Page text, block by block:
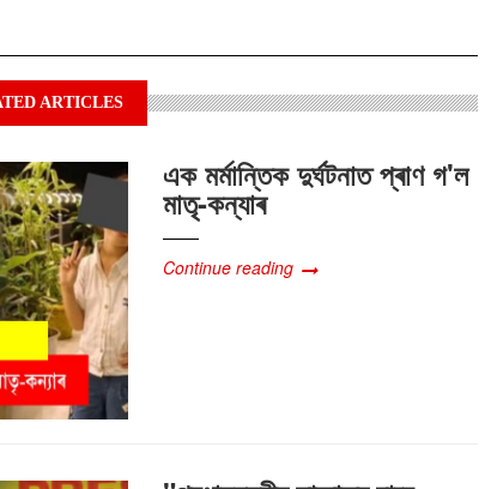
ARTICLES
এক মৰ্মান্তিক দুৰ্ঘটনাত প্ৰাণ গ'ল
মাতৃ-কন্যাৰ
Continue reading